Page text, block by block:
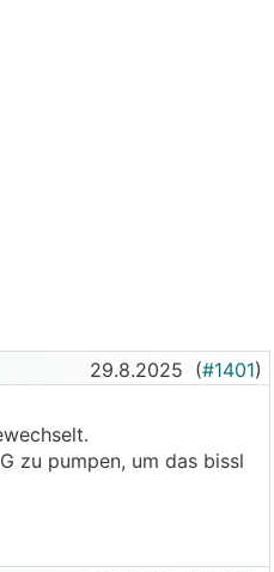
29.8.2025 (#1401)
zu pumpen, um das bissl